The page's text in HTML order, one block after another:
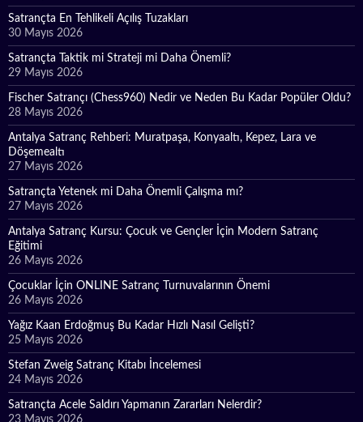
Satrançta En Tehlikeli Açılış Tuzakları
30 Mayıs 2026
Satrançta Taktik mi Strateji mi Daha Önemli?
29 Mayıs 2026
Fischer Satrançı (Chess960) Nedir ve Neden Bu Kadar Popüler Oldu?
28 Mayıs 2026
Antalya Satranç Rehberi: Muratpaşa, Konyaaltı, Kepez, Lara ve
Döşemealtı
27 Mayıs 2026
Satrançta Yetenek mi Daha Önemli Çalışma mı?
27 Mayıs 2026
Antalya Satranç Kursu: Çocuk ve Gençler İçin Modern Satranç
Eğitimi
26 Mayıs 2026
Çocuklar İçin ONLINE Satranç Turnuvalarının Önemi
26 Mayıs 2026
Yağız Kaan Erdoğmuş Bu Kadar Hızlı Nasıl Gelişti?
25 Mayıs 2026
Stefan Zweig Satranç Kitabı İncelemesi
24 Mayıs 2026
Satrançta Acele Saldırı Yapmanın Zararları Nelerdir?
23 Mayıs 2026